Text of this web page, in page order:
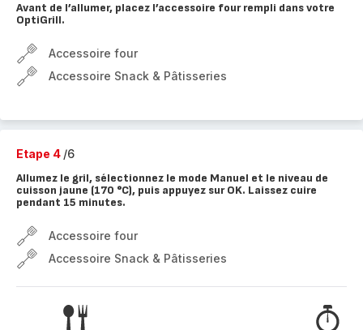
Avant de l’allumer, placez l’accessoire four rempli dans votre
OptiGrill.
Accessoire four
Accessoire Snack & Pâtisseries
Etape 4 /6
Allumez le gril, sélectionnez le mode Manuel et le niveau de
cuisson jaune (170 °C), puis appuyez sur OK. Laissez cuire
pendant 15 minutes.
Accessoire four
Accessoire Snack & Pâtisseries